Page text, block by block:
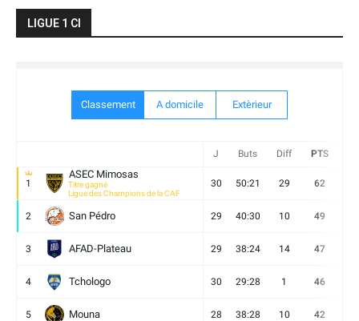
LIGUE 1 CI
Classement A domicile Extèrieur
J Buts Diff PTS
1
ASEC Mimosas
Titre gagné
Ligue des Champions de la CAF
30 50:21 29 62
2 San Pédro 29 40:30 10 49
3 AFAD-Plateau 29 38:24 14 47
4 Tchologo 30 29:28 1 46
5 Mouna 28 38:28 10 42